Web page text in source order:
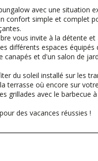
avec une situation
confort simple et complet
vous invite à la détente et
différents espaces équipés
canapés et d'un salon de
du soleil installé sur les
terrasse où encore sur
grillades avec le barbecue
des vacances réussies !